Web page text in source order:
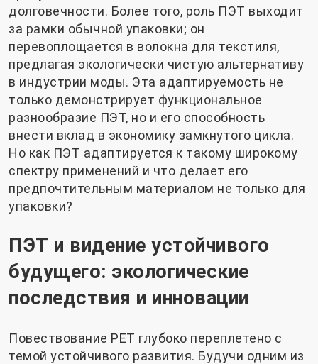
долговечности. Более того, роль ПЭТ выходит
за рамки обычной упаковки; он
перевоплощается в волокна для текстиля,
предлагая экологически чистую альтернативу
в индустрии моды. Эта адаптируемость не
только демонстрирует функциональное
разнообразие ПЭТ, но и его способность
внести вклад в экономику замкнутого цикла.
Но как ПЭТ адаптируется к такому широкому
спектру применений и что делает его
предпочтительным материалом не только для
упаковки?
ПЭТ и видение устойчивого
будущего: экологические
последствия и инновации
Повествование PET глубоко переплетено с
темой устойчивого развития. Будучи одним из